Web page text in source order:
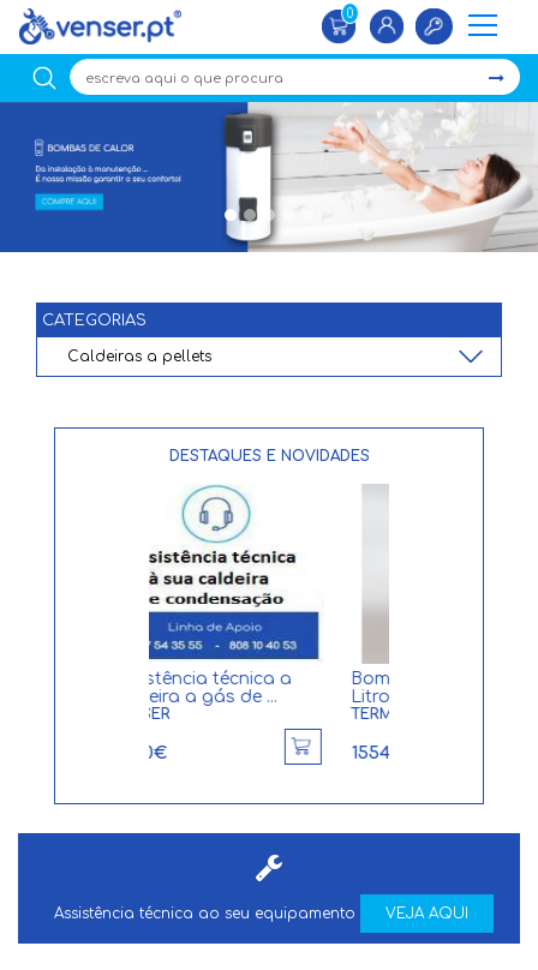
×
0
CATEGORIAS
DESTAQUES E NOVIDADES
Bomba de calor 280
Litros em aço inox T...
TERMOBRASA
Assistência técnica ao seu equipamento VEJA AQUI